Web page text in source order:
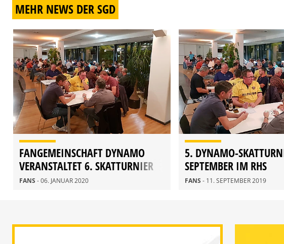
MEHR NEWS DER SGD
FANGEMEINSCHAFT DYNAMO
VERANSTALTET 6. SKATTURNIER
FANS - 06. JANUAR 2020
5. DYNAMO-
SEPTEMBER IM RHS
FANS - 11. SEPTEMBER 2019